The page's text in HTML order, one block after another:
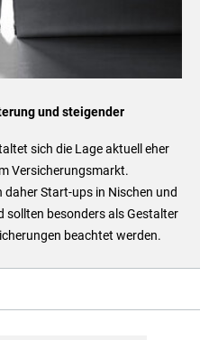
und steigender
sich die Lage aktuell eher
Versicherungsmarkt.
Start-ups in Nischen und
sollten besonders als Gestalter
beachtet werden.